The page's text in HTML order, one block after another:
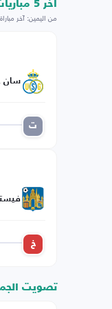
اخر 5 مباريات لكل فريق
من اليمين: آخر
سان
ت
خ
تصويت